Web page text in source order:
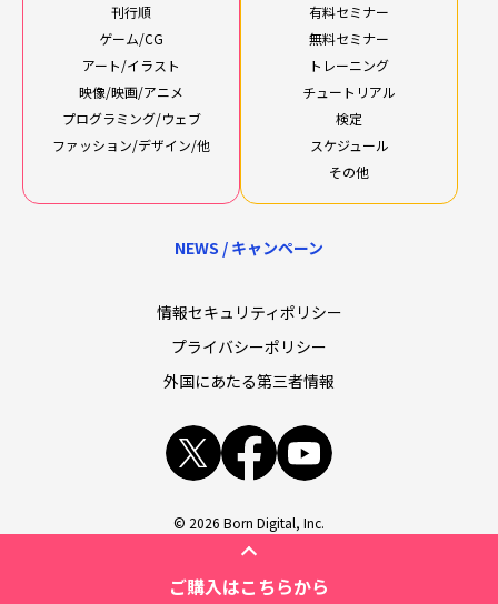
ご購入はこちらから
刊行順
ゲーム/CG
アート/イラスト
映像/映画/アニメ
プログラミング/ウェブ
ファッション/デザイン/他
有料セミナー
無料セミナー
トレーニング
チュートリアル
検定
スケジュール
その他
NEWS / キャンペーン
情報セキュリティポリシー
プライバシーポリシー
外国にあたる第三者情報
x facebook
© 2026 Born Digital, Inc.